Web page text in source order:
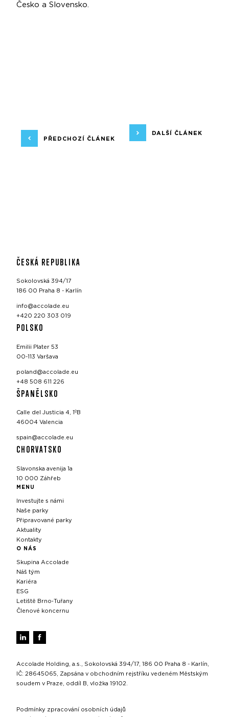
Česko a Slovensko.
PŘEDCHOZÍ ČLÁNEK
DALŠÍ ČLÁNEK
ČESKÁ REPUBLIKA
Sokolovská 394/17
186 00 Praha 8 - Karlín
info@accolade.eu
+420 220 303 019
POLSKO
Emilii Plater 53
00-113 Varšava
poland@accolade.eu
+48 508 611 226
ŠPANĚLSKO
Calle del Justicia 4, 1ºB
46004 Valencia
spain@accolade.eu
CHORVATSKO
Slavonska avenija 1a
10 000 Záhřeb
MENU
Investujte s námi
Naše parky
Připravované parky
Aktuality
Kontakty
O NÁS
Skupina Accolade
Náš tým
Kariéra
ESG
Letiště Brno‑Tuřany
Členové koncernu
Accolade Holding, a.s., Sokolovská 394/17, 186 00 Praha 8 - Karlín,
IČ: 28645065, Zapsána v obchodním rejstříku vedeném Městským
soudem v Praze, oddíl B, vložka 19102.
Podmínky zpracování osobních údajů